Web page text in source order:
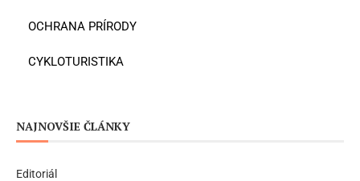
OCHRANA PRÍRODY
CYKLOTURISTIKA
NAJNOVŠIE ČLÁNKY
Editoriál